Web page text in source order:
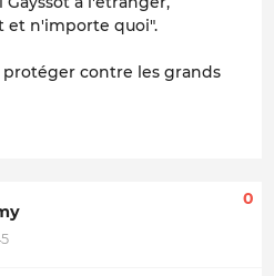
et n'importe quoi".
protéger contre les grands
0